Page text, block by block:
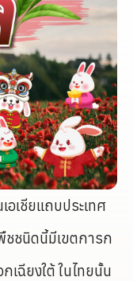
เชียแถบประเทศ
พืชชนิดนี้มีเขตการก
เฉียงใต้ ในไทยนั้น